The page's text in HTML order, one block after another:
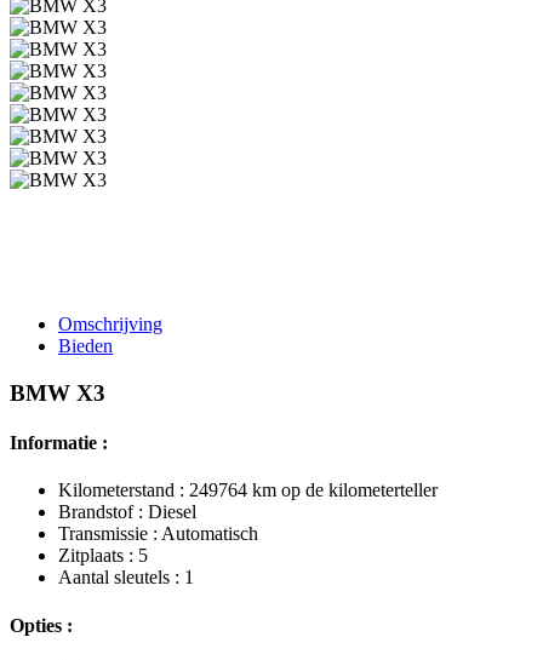
Omschrijving
Bieden
BMW X3
Informatie :
Kilometerstand : 249764 km op de kilometerteller
Brandstof : Diesel
Transmissie : Automatisch
Zitplaats : 5
Aantal sleutels : 1
Opties :